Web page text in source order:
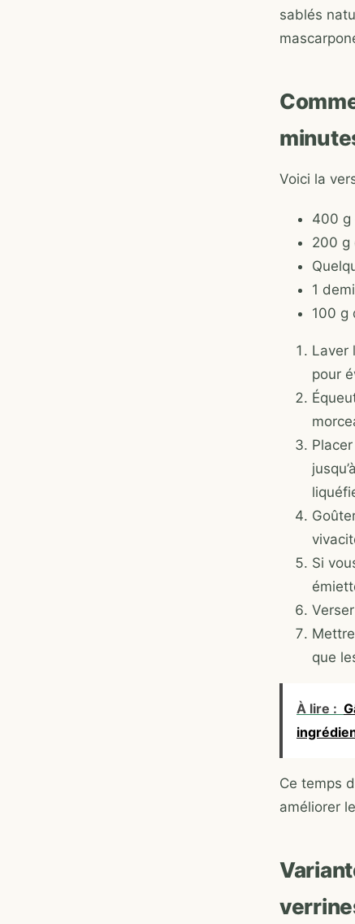
sablés
Voici la
400 g
200 g
1
100 g
Laver
pour
Si
que
À lire :
Ce temps
améliorer